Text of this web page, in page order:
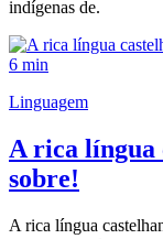
indígenas de.
6 min
Linguagem
A rica língua
sobre!
A rica língua